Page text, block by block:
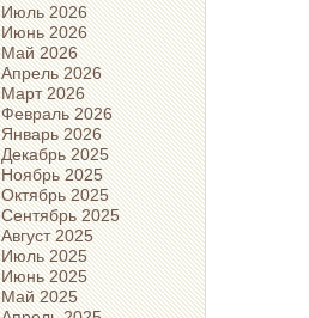
Июль 2026
Июнь 2026
Май 2026
Апрель 2026
Март 2026
Февраль 2026
Январь 2026
Декабрь 2025
Ноябрь 2025
Октябрь 2025
Сентябрь 2025
Август 2025
Июль 2025
Июнь 2025
Май 2025